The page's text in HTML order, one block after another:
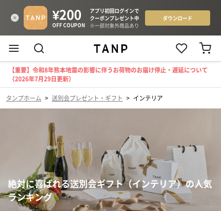
【重要】令和8年熊本地震の影響に伴うお荷物のお届け停止・遅延について
（2026年7月29日更新）
タンプホーム > 送別会プレゼント・ギフト > インテリア
絶対に喜ばれる送別会ギフト（インテリア）の人気
ランキング